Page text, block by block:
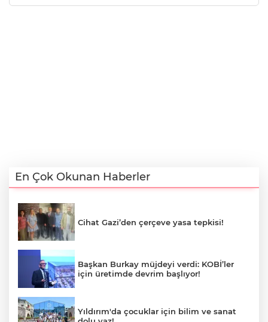
En Çok Okunan Haberler
Cihat Gazi’den çerçeve yasa tepkisi!
Başkan Burkay müjdeyi verdi: KOBİ’ler
için üretimde devrim başlıyor!
Yıldırım'da çocuklar için bilim ve sanat